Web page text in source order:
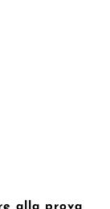
alla prova